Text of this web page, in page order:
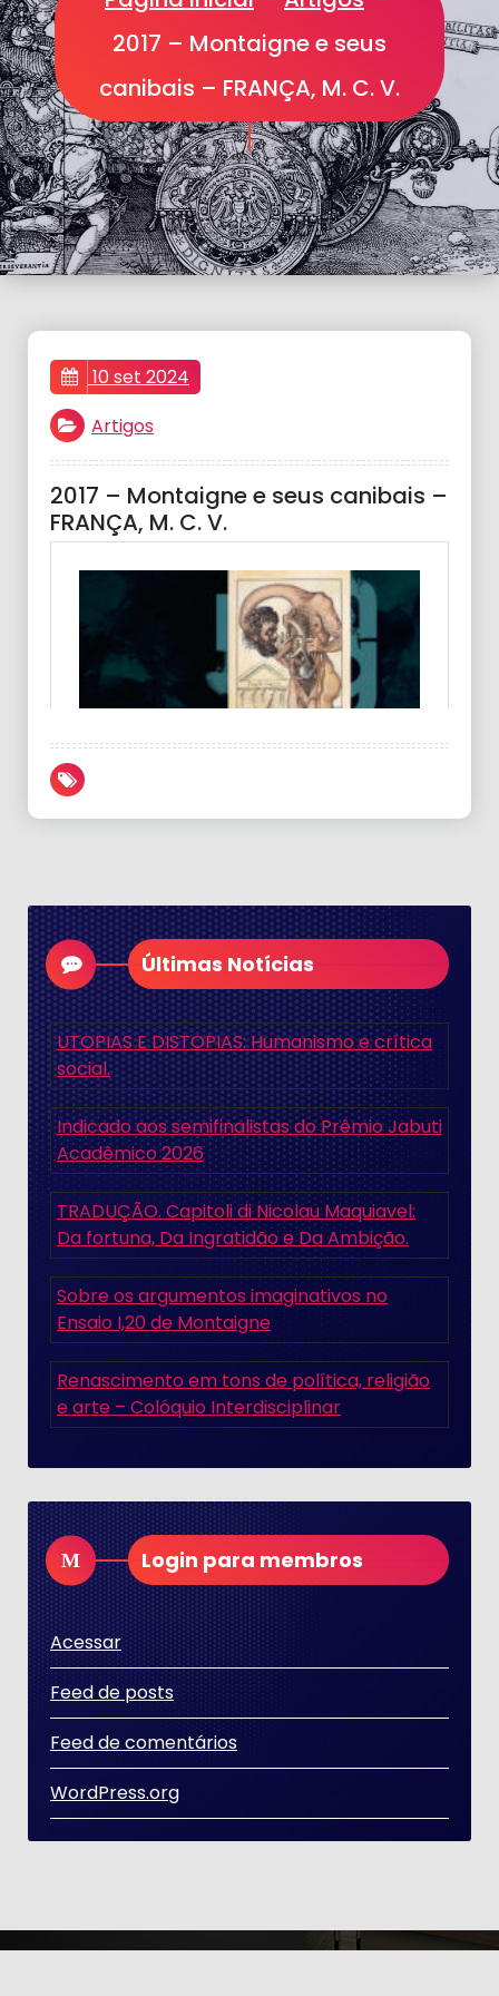
2017 – Montaigne e seus
canibais – FRANÇA, M. C. V.
10 set 2024
Artigos
2017 – Montaigne e seus canibais –
FRANÇA, M. C. V.
Últimas Notícias
UTOPIAS E DISTOPIAS: Humanismo e crítica
social.
Indicado aos semifinalistas do Prêmio Jabuti
Acadêmico 2026
TRADUÇÃO. Capitoli di Nicolau Maquiavel:
Da fortuna, Da Ingratidão e Da Ambição.
Sobre os argumentos imaginativos no
Ensaio I,20 de Montaigne
Renascimento em tons de política, religião
e arte – Colóquio Interdisciplinar
Login para membros
Acessar
Feed de posts
Feed de comentários
WordPress.org